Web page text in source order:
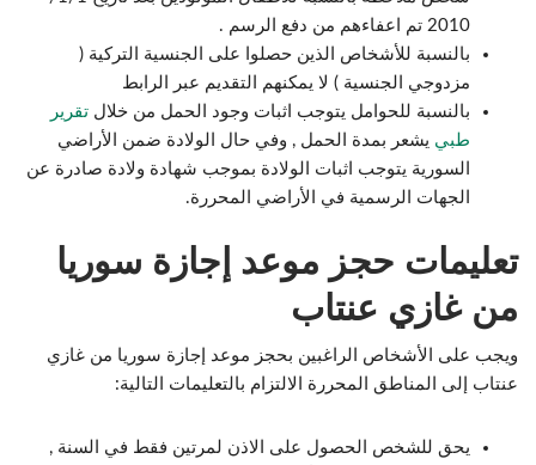
2010 تم اعفاءهم من دفع الرسم .
بالنسبة للأشخاص الذين حصلوا على الجنسية التركية (
مزدوجي الجنسية ) لا يمكنهم التقديم عبر الرابط
بالنسبة للحوامل يتوجب اثبات وجود الحمل من خلال تقرير
طبي يشعر بمدة الحمل , وفي حال الولادة ضمن الأراضي
السورية يتوجب اثبات الولادة بموجب شهادة ولادة صادرة عن
الجهات الرسمية في الأراضي المحررة.
تعليمات حجز موعد إجازة سوريا
من غازي عنتاب
ويجب على الأشخاص الراغبين بحجز موعد إجازة سوريا من غازي
عنتاب إلى المناطق المحررة الالتزام بالتعليمات التالية:
يحق للشخص الحصول على الاذن لمرتين فقط في السنة ,